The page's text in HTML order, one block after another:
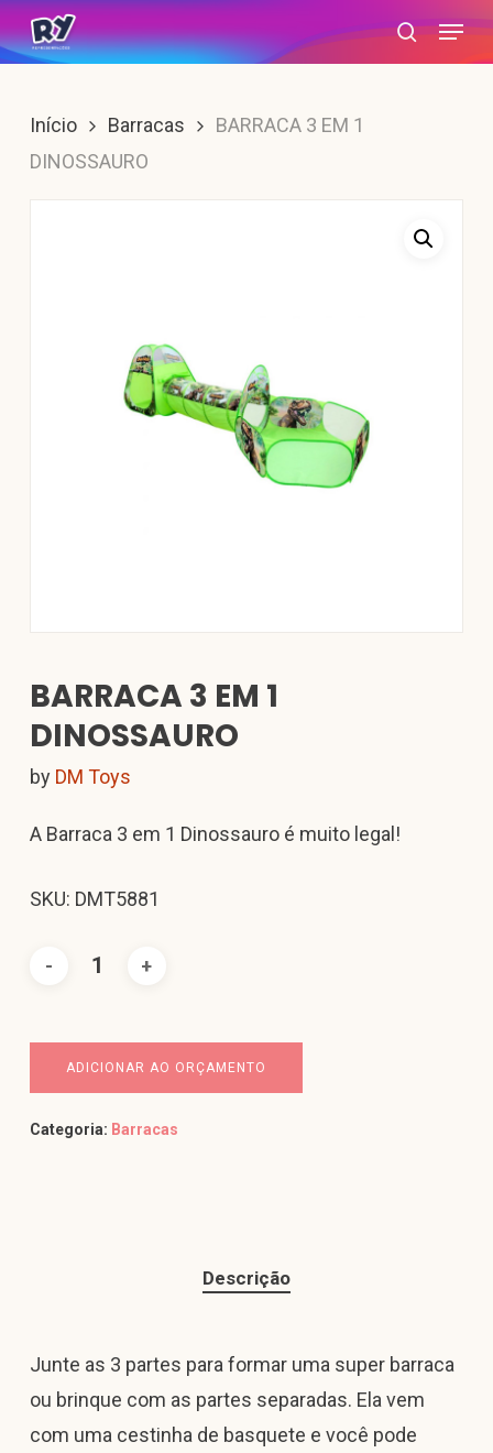
Skip
to
content
search
Menu
Início Barracas
BARRACA 3 EM 1
DINOSSAURO
BARRACA 3 EM 1
DINOSSAURO
by DM Toys
A Barraca 3 em 1 Dinossauro é muito legal!
SKU: DMT5881
ADICIONAR AO ORÇAMENTO
Categoria: Barracas
Descrição
Junte as 3 partes para formar uma super barraca
ou brinque com as partes separadas. Ela vem
com uma cestinha de basquete e você pode